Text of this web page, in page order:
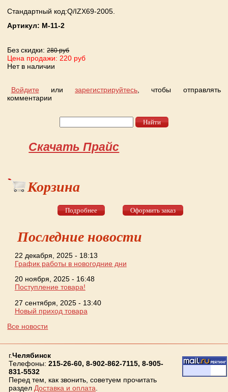
Стандартный код:Q/IZX69-2005.
Артикул: M-11-2
Без скидки:280 руб
Цена продажи: 220 руб
Нет в наличии
Войдите илизарегистрируйтесь , чтобы отправлять
комментарии
Скачать Прайс
Корзина
Подробнее Оформить заказ
Последние новости
22 декабря, 2025 - 18:13
График работы в новогодние дни
20 ноября, 2025 - 16:48
Поступление товара!
27 сентября, 2025 - 13:40
Новый приход товара
Все новости
г.Челябинск
Телефоны: 215-26-60, 8-902-862-7115, 8-905-
831-5532
Перед тем, как звонить, советуем прочитать
раздел Доставка и оплата